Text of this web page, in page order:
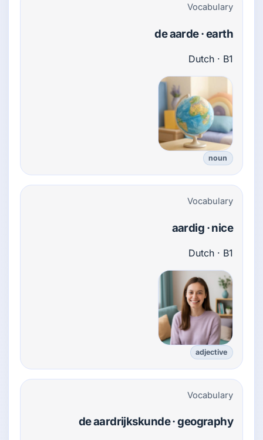
Vocabulary
de aarde · earth
Dutch · B1
noun
Vocabulary
aardig · nice
Dutch · B1
adjective
Vocabulary
de aardrijkskunde · geography